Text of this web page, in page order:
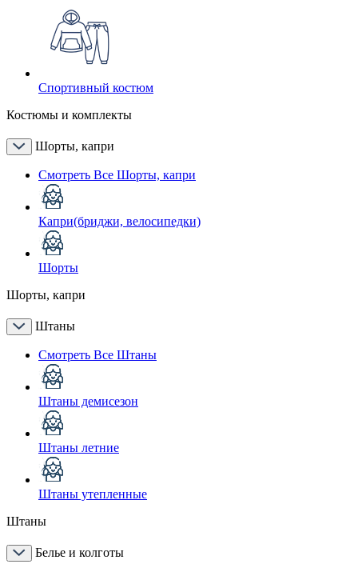
Спортивный костюм
Костюмы и комплекты
Шорты, капри
Смотреть Все Шорты, капри
Капри(бриджи, велосипедки)
Шорты
Шорты, капри
Штаны
Смотреть Все Штаны
Штаны демисезон
Штаны летние
Штаны утепленные
Штаны
Белье и колготы